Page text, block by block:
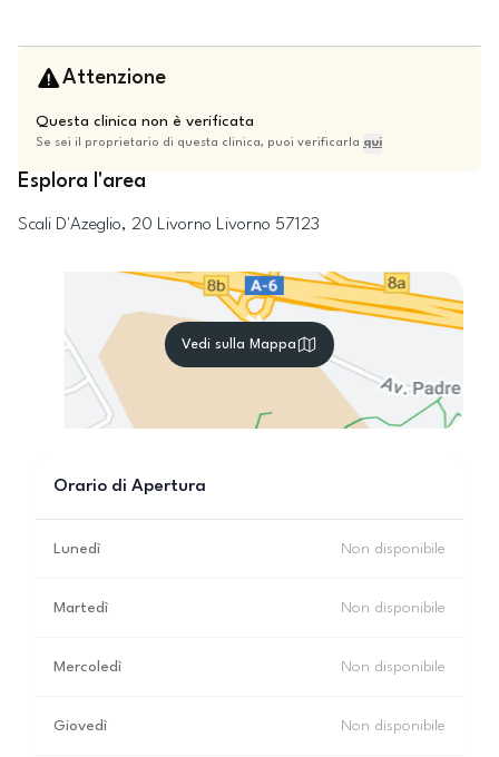
Attenzione
Questa clinica non è verificata
Se sei il proprietario di questa clinica, puoi verificarla qui
Esplora l'area
Scali D'Azeglio, 20 Livorno Livorno 57123
Vedi sulla Mappa
Orario di Apertura
Lunedì Non disponibile
Martedì Non disponibile
Mercoledì Non disponibile
Giovedì Non disponibile